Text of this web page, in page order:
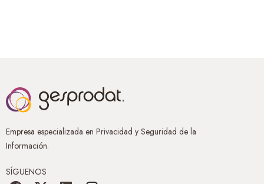
Empresa especializada en Privacidad y Seguridad de la
Información.
SÍGUENOS